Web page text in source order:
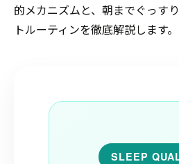
的メカニズムと、朝までぐっす
トルーティンを徹底解説します。
SLEEP